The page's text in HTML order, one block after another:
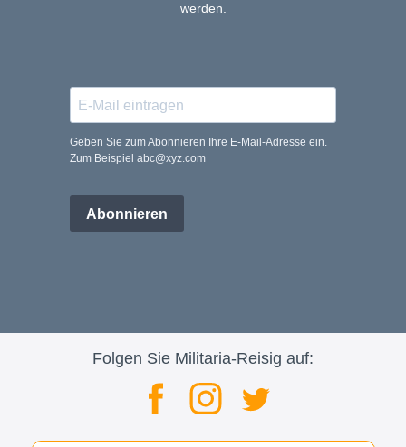
werden.
Geben Sie zum Abonnieren Ihre E-Mail-Adresse ein.
Zum Beispiel abc@xyz.com
Abonnieren
Folgen Sie Militaria-Reisig auf: